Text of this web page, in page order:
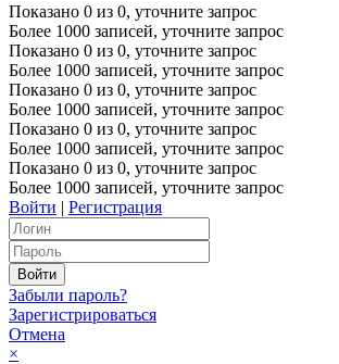
Показано 0 из 0, уточните запрос
Более 1000 записей, уточните запрос
Показано 0 из 0, уточните запрос
Более 1000 записей, уточните запрос
Показано 0 из 0, уточните запрос
Более 1000 записей, уточните запрос
Показано 0 из 0, уточните запрос
Более 1000 записей, уточните запрос
Показано 0 из 0, уточните запрос
Более 1000 записей, уточните запрос
Войти | Регистрация
Забыли пароль?
Зарегистрироваться
Отмена
×